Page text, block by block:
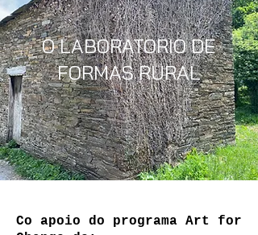
O LABORATORIO DE
FORMAS RURAL
Co apoio do programa Art for